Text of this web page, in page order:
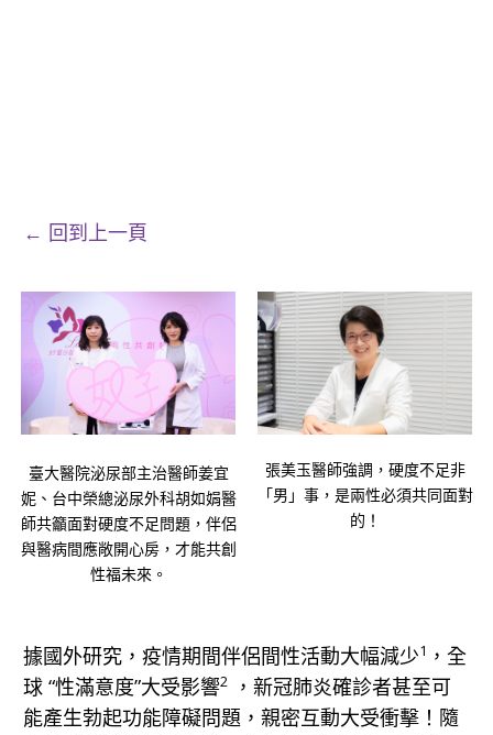
← 回到上一頁
臺大醫院泌尿部主治醫師姜宜
妮、台中榮總泌尿外科胡如娟醫
師共籲面對硬度不足問題，伴侶
與醫病間應敞開心房，才能共創
性福未來。
張美玉醫師強調，硬度不足非
「男」事，是兩性必須共同面對
的！
據國外研究，疫情期間伴侶間性活動大幅減少1 ，全
球 “性滿意度”大受影響2
，新冠肺炎確診者甚至可
能產生勃起功能障礙問題，親密互動大受衝擊！隨